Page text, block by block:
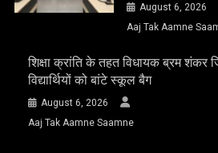
August 6, 2026
Aaj Tak Aamne
शिक्षा क्रांति के तहत विधायक ब्रम शंकर
विद्यार्थियों को बांटे स्कूल बैग
August 6, 2026
Aaj Tak Aamne Saamne